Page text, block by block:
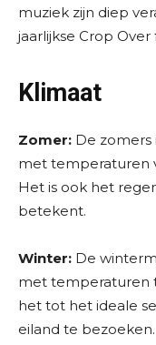
muziek zijn diep
jaarlijkse Crop
Klimaat
Zomer: De zomers
met temperaturen
Het is ook het
betekent.
Winter: De
met temperaturen
het tot het ideale
eiland te bezoeken.